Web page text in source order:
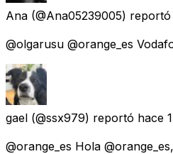
Ana (@Ana05239005) reportó
@olgarusu @orange_es
gael (@ssx979) reportó hace
@orange_es Hola